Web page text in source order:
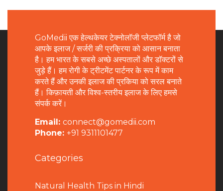
GoMedii एक हेल्थकेयर टेक्नोलॉजी प्लेटफॉर्म है जो
आपके इलाज / सर्जरी की प्रक्रिया को आसान बनाता
है। हम भारत के सबसे अच्छे अस्पतालों और डॉक्टरों से
जुड़े हैं। हम रोगी के ट्रीटमेंट पार्टनर के रूप में काम
करते हैं और उनकी इलाज की प्रकिया को सरल बनाते
हैं। किफ़ायती और विश्व-स्तरीय इलाज के लिए हमसे
संपर्क करें।
Email: connect@gomedii.com
Phone: +91 9311101477
Categories
Natural Health Tips in Hindi